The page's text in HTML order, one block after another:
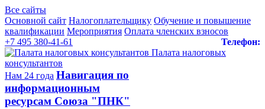
Все сайты
Основной сайт Налогоплательщику Обучение и повышение
квалификации Мероприятия Оплата членских взносов
Телефон:
+7 495 380-41-61
Палата налоговых
консультантов
Нам 24 года Навигация по
информационным
ресурсам Союза "ПНК"